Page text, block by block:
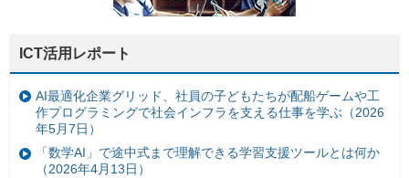
ICT活用レポート
AI最適化企業グリッド、社員の子どもたちが配船ゲームや工
作プログラミングで社会インフラを支える仕事を学ぶ（2026
年5月7日）
「数学AI」で途中式まで理解できる学習支援ツールとは何か
（2026年4月13日）